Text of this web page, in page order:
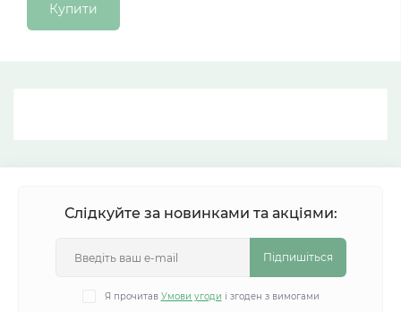
Купити
Слідкуйте за новинками та акціями:
Підпишіться
Я прочитав Умови угоди і згоден з вимогами